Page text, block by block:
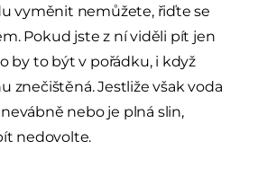
vyměnit nemůžete, řiďte se
Pokud jste z ní viděli pít jen
by to být v pořádku, i když
znečištěná. Jestliže však voda
nebo je plná slin,
nedovolte.